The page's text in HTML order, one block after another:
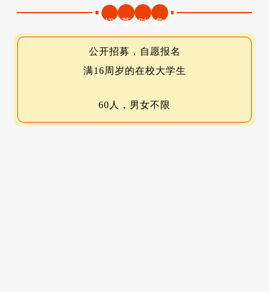
招 募 对 象
公开招募，自愿报名
满16周岁的在校大学生
60人，男女不限